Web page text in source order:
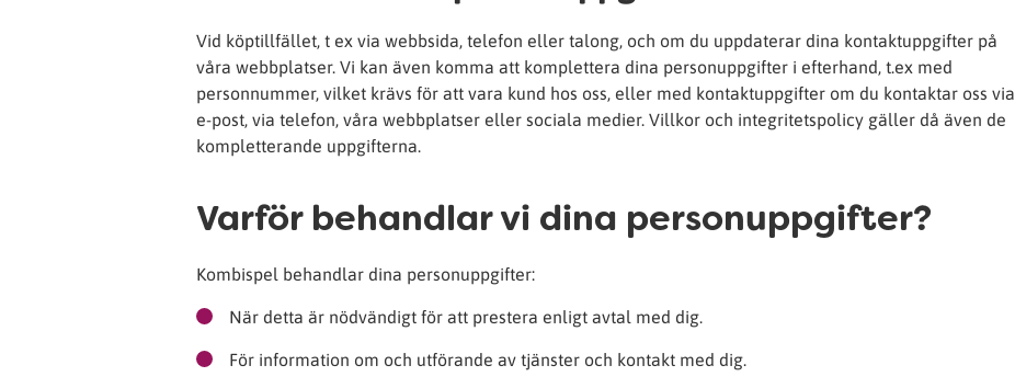
Vid köptillfället, t ex via webbsida, telefon eller talong, och om du uppdaterar dina kontaktuppgifter på
våra webbplatser. Vi kan även komma att komplettera dina personuppgifter i efterhand, t.ex med
personnummer, vilket krävs för att vara kund hos oss, eller med kontaktuppgifter om du kontaktar oss via
e-post, via telefon, våra webbplatser eller sociala medier. Villkor och integritetspolicy gäller då även de
kompletterande uppgifterna.
Varför behandlar vi dina personuppgifter?
Kombispel behandlar dina personuppgifter:
När detta är nödvändigt för att prestera enligt avtal med dig.
För information om och utförande av tjänster och kontakt med dig.